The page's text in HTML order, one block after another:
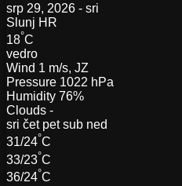
srp 29, 2026 - sri
Slunj HR
18°C
vedro
Wind 1 m/s, JZ
Pressure 1022 hPa
Humidity 76%
Clouds -
sri čet pet sub ned
31/24°C
33/23°C
36/24°C